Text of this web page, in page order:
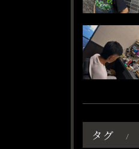
タグ